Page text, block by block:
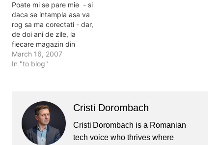
Poate mi se pare mie - si
daca se intampla asa va
rog sa ma corectati - dar,
de doi ani de zile, la
fiecare magazin din
Bucuresti cand mi-am
cumparat orice mai mult
costa. In…
March 16, 2007
In "to blog"
Cristi Dorombach
Cristi Dorombach is a Romanian
tech voice who thrives where